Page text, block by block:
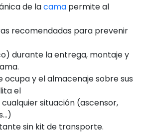
de lacama permite al
recomendadas para prevenir
durante la entrega, montaje y
ocupa y el almacenaje sobre sus
el
situación (ascensor,
sin kit de transporte.